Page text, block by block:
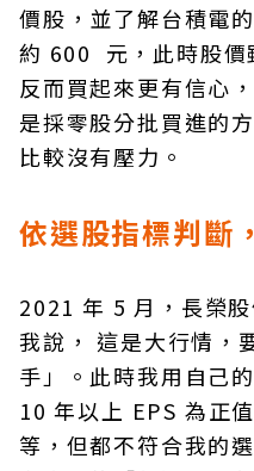
價股，並了解台積電
約 600 元，此時股
反而買起來更有信心
是採零股分批買進的
比較沒有壓力。
依選股指標判斷
2021 年 5 月，長榮
我說， 這是大行情，
手」。此時我用自己
10 年以上 EPS 為正
等，但都不符合我的